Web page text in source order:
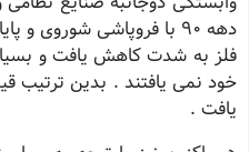
دهه 90 با فروپاشی
فلز به شدت کاهش یافت و
یافت .